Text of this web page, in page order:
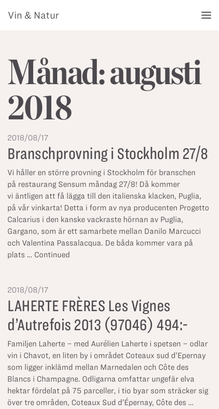
Vin & Natur
Månad:augusti
2018
2018/08/17
Branschprovning i Stockholm 27/8
Vi håller en större provning i Stockholm för branschen
på restaurang Sensum måndag 27/8! Då kommer
vi äntligen att få lägga till den italienska klacken, Puglia,
på vår vinkarta! Detta i form av nya producenten Progetto
Calcarius i den kanske vackraste hörnan av Puglia,
Gargano, som är ett samarbete mellan Danilo Marcucci
och Valentina Passalacqua. De båda kommer vara på
plats … Continued
2018/08/17
LAHERTE FRÈRES Les Vignes
d’Autrefois 2013 (97046) 494:-
Familjen Laherte – med Aurélien Laherte i spetsen – odlar
vin i Chavot, en liten by i området Coteaux sud d’Epernay
som ligger inklämd mellan Marnedalen och Côte des
Blancs i Champagne. Odligarna omfattar ungefär elva
hektar fördelat på 75 parceller, i tio byar som sträcker sig
över tre områden, Coteaux Sud d’Épernay, Côte des …